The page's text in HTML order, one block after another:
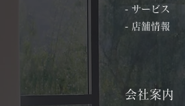
- サービス
- 店舗情報
会社案内